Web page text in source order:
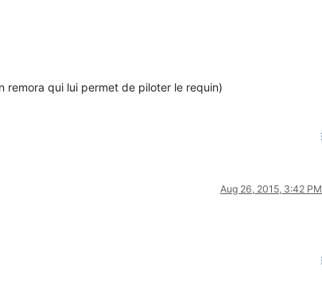
remora qui lui permet de piloter le requin)
Aug 26, 2015, 3:42 PM